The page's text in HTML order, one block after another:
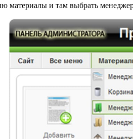
материалы и там выбрать